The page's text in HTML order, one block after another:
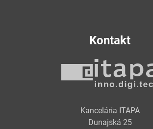
Kontakt
Kancelária ITAPA
Dunajská 25